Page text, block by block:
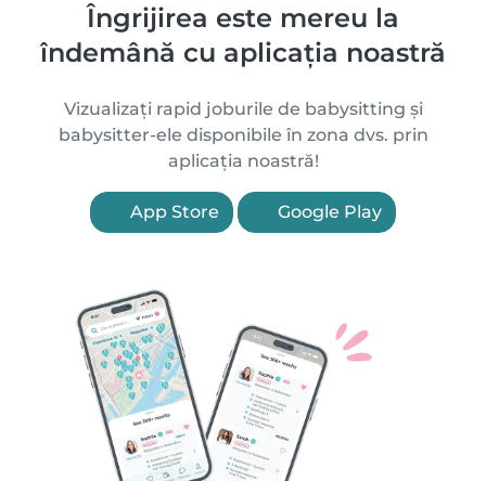
Îngrijirea este mereu la
îndemână cu aplicația noastră
Vizualizați rapid joburile de babysitting și
babysitter-ele disponibile în zona dvs. prin
aplicația noastră!
App Store Google Play